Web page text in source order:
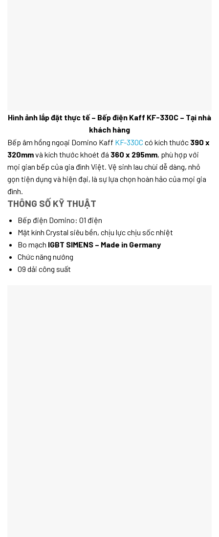
Hình ảnh lắp đặt thực tế – Bếp điện Kaff KF-330C – Tại nhà
khách hàng
Bếp âm hồng ngoại Domino Kaff KF-330C có kích thước 390 x
320mmvà kích thước khoét đá 360 x 295mm, phù hợp với
mọi gian bếp của gia đình Việt. Vệ sinh lau chùi dễ dàng, nhỏ
gọn tiện dụng và hiện đại, là sự lựa chọn hoàn hảo của mọi gia
đình.
THÔNG SỐ KỸ THUẬT
Bếp điện Domino: 01 điện
Mặt kính Crystal siêu bền, chịu lực chịu sốc nhiệt
Bo mạch IGBT SIMENS – Made in Germany
Chức năng nướng
09 dải công suất